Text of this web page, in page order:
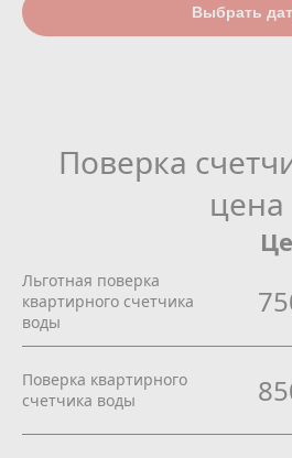
Выбрать
Поверка
цена
Льготная поверка
квартирного счетчика
воды
Поверка квартирного
счетчика воды